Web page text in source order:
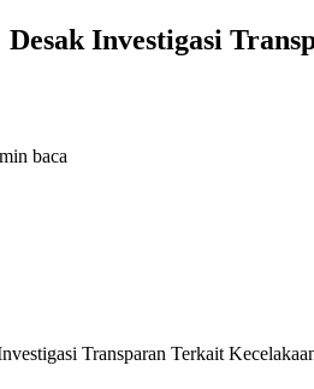
Investigasi
baca
Transparan Terkait